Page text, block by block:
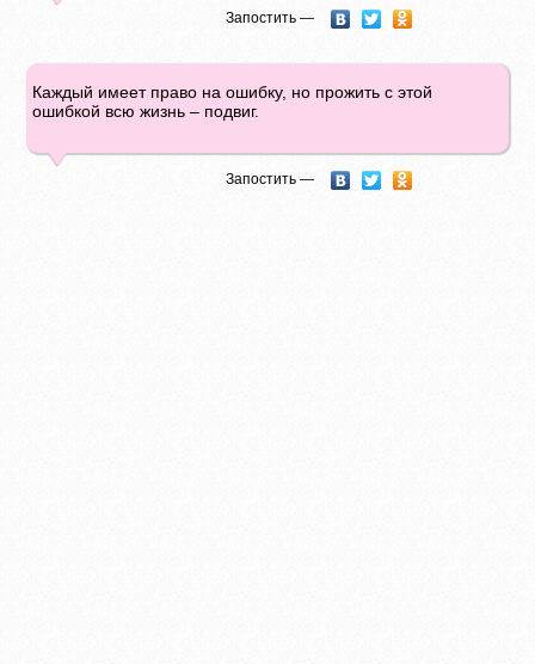
Запостить —
Каждый имеет право на ошибку, но прожить с этой
ошибкой всю жизнь – подвиг.
Запостить —